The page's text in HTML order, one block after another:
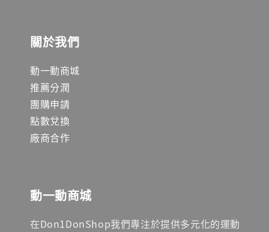
關於我們
動一動商城
推薦分潤
團購申請
點數兌換
廠商合作
動一動商城
在Don1DonShop我們專注於提供多元化的運動